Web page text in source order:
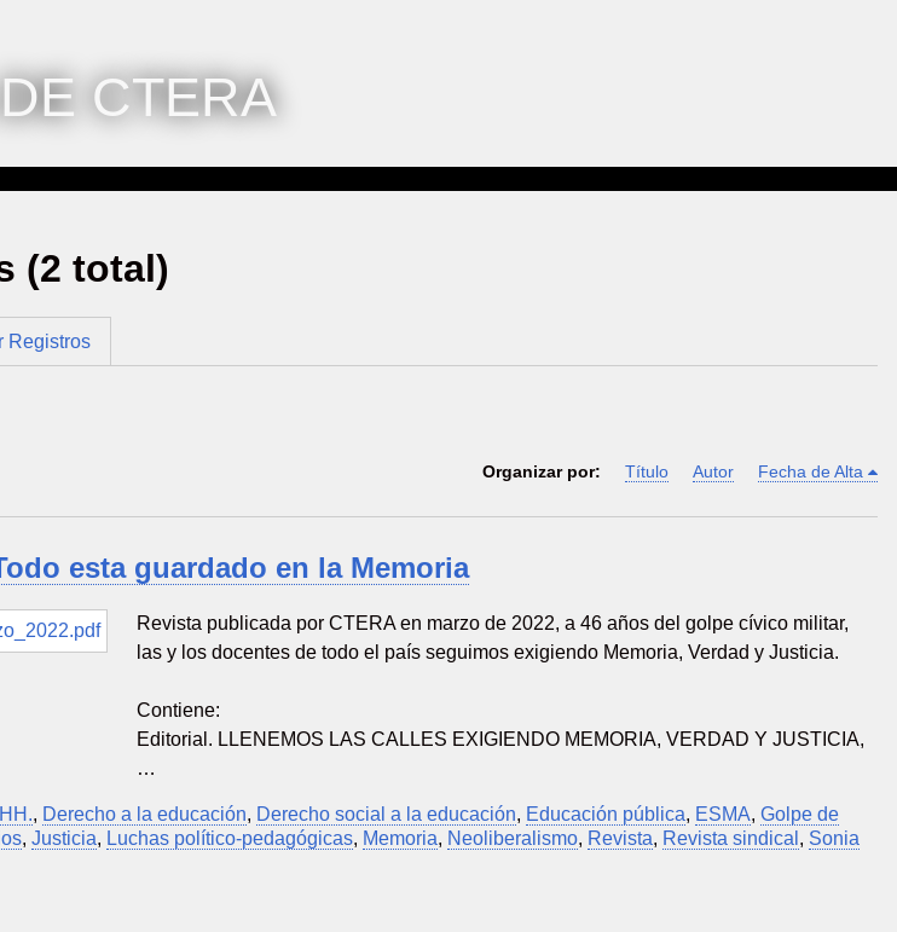
CTERA
(2 total)
Registros
Organizar por: Título Autor Fecha de Alta
esta guardado en la Memoria
Revista publicada por CTERA en marzo de 2022, a 46 años del golpe cívico militar,
las y los docentes de todo el país seguimos exigiendo Memoria, Verdad y Justicia.
Contiene:
Editorial. LLENEMOS LAS CALLES EXIGIENDO MEMORIA, VERDAD Y JUSTICIA,
…
, Derecho a la educación, Derecho social a la educación, Educación pública, ESMA,Golpe de
,Justicia, Luchas político-pedagógicas, Memoria, Neoliberalismo, Revista, Revista sindical , Sonia